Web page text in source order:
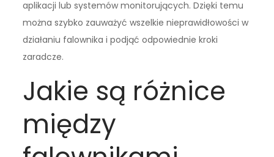
aplikacji lub systemów monitorujących. Dzięki temu
można szybko zauważyć wszelkie nieprawidłowości w
działaniu falownika i podjąć odpowiednie kroki
zaradcze.
Jakie są różnice
między